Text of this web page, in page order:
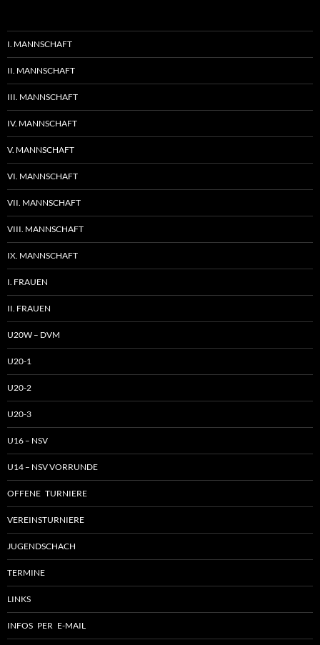
I. MANNSCHAFT
II. MANNSCHAFT
III. MANNSCHAFT
IV. MANNSCHAFT
V. MANNSCHAFT
VI. MANNSCHAFT
VII. MANNSCHAFT
VIII. MANNSCHAFT
IX. MANNSCHAFT
I. FRAUEN
II. FRAUEN
U20W – DVM
U20-1
U20-2
U20-3
U16 – NSV
U14 – NSV VORRUNDE
OFFENE TURNIERE
VEREINSTURNIERE
JUGENDSCHACH
TERMINE
LINKS
INFOS PER E-MAIL